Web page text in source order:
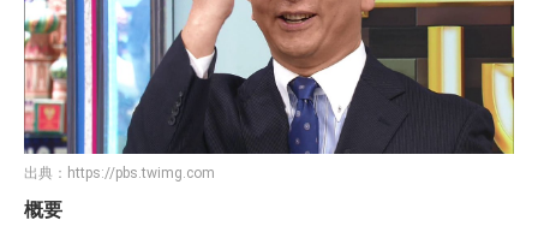
出典： https://pbs.twimg.com
概要